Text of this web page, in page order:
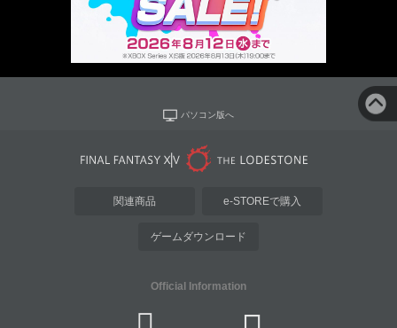
パソコン版へ
関連商品 e-STOREで購入
ゲームダウンロード
Official Information